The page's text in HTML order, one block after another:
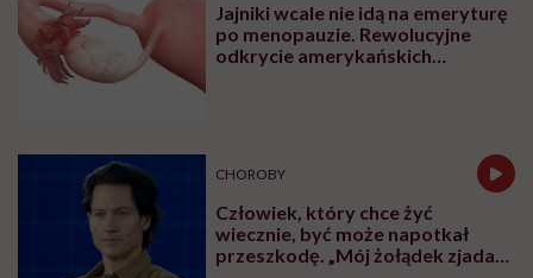
Jajniki wcale nie idą na emeryturę
po menopauzie. Rewolucyjne
odkrycie amerykańskich
CHOROBY
Człowiek, który chce żyć
wiecznie, być może napotkał
przeszkodę. „Mój żołądek zjada